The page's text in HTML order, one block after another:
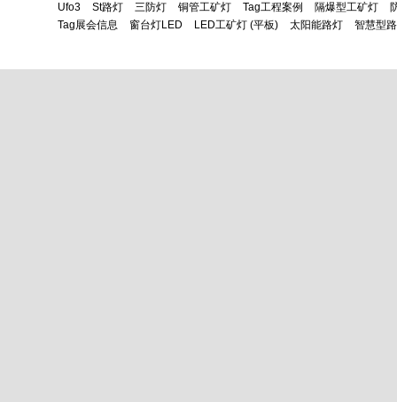
Ufo3 St路灯 三防灯 铜管工矿灯 Tag工程案例 隔爆型工矿灯
Tag展会信息
窗台灯LED LED工矿灯 (平板) 太阳能路灯 智慧型